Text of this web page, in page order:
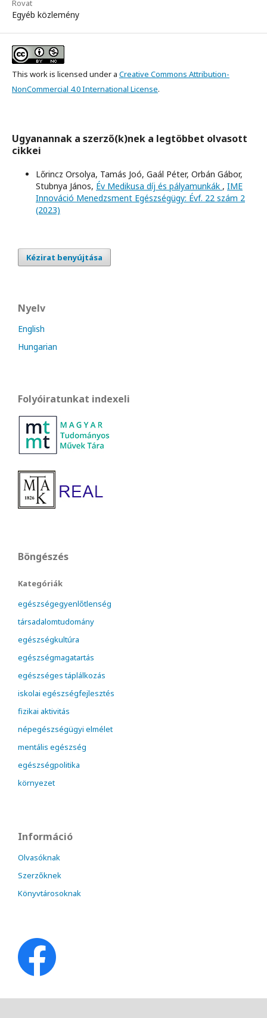
Rovat
Egyéb közlemény
This work is licensed under a Creative Commons Attribution-
NonCommercial 4.0 International License.
Ugyanannak a szerző(k)nek a legtöbbet olvasott
cikkei
Lőrincz Orsolya, Tamás Joó, Gaál Péter, Orbán Gábor,
Stubnya János, Év Medikusa díj és pályamunkák , IME
Innováció Menedzsment Egészségügy: Évf. 22 szám 2
(2023)
Kézirat benyújtása
Nyelv
English
Hungarian
Folyóiratunkat indexeli
Böngészés
Kategóriák
egészségegyenlőtlenség
társadalomtudomány
egészségkultúra
egészségmagatartás
egészséges táplálkozás
iskolai egészségfejlesztés
fizikai aktivitás
népegészségügyi elmélet
mentális egészség
egészségpolitika
környezet
Információ
Olvasóknak
Szerzőknek
Könyvtárosoknak